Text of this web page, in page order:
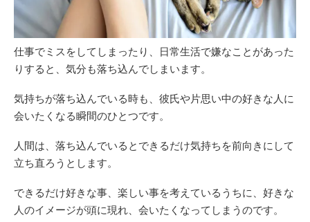
仕事でミスをしてしまったり、日常生活で嫌なことがあった
りすると、気分も落ち込んでしまいます。
気持ちが落ち込んでいる時も、彼氏や片思い中の好きな人に
会いたくなる瞬間のひとつです。
人間は、落ち込んでいるとできるだけ気持ちを前向きにして
立ち直ろうとします。
できるだけ好きな事、楽しい事を考えているうちに、好きな
人のイメージが頭に現れ、会いたくなってしまうのです。